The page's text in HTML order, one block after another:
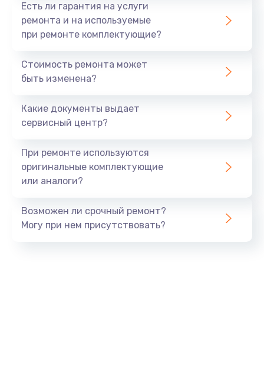
Есть ли гарантия на услуги
ремонта и на используемые
при ремонте комплектующие?
Стоимость ремонта может
быть изменена?
Какие документы выдает
сервисный центр?
При ремонте используются
оригинальные комплектующие
или аналоги?
Возможен ли срочный ремонт?
Могу при нем присутствовать?